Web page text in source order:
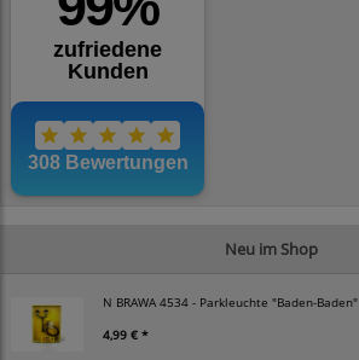
Neu im Shop
N BRAWA 4534 - Parkleuchte "Baden-Baden"
4,99 € *